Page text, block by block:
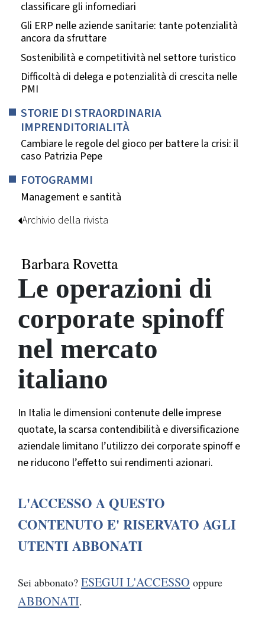
classificare gli infomediari
Gli ERP nelle aziende sanitarie: tante potenzialità
ancora da sfruttare
Sostenibilità e competitività nel settore turistico
Difficoltà di delega e potenzialità di crescita nelle
PMI
STORIE DI STRAORDINARIA
IMPRENDITORIALITÀ
Cambiare le regole del gioco per battere la crisi: il
caso Patrizia Pepe
FOTOGRAMMI
Management e santità
Archivio della rivista
Barbara Rovetta
Le operazioni di
corporate spinoff
nel mercato
italiano
In Italia le dimensioni contenute delle imprese
quotate, la scarsa contendibilità e diversificazione
aziendale limitano l’utilizzo dei corporate spinoff e
ne riducono l’effetto sui rendimenti azionari.
L'ACCESSO A QUESTO
CONTENUTO E' RISERVATO AGLI
UTENTI ABBONATI
Sei abbonato? ESEGUI L'ACCESSO oppure
ABBONATI.